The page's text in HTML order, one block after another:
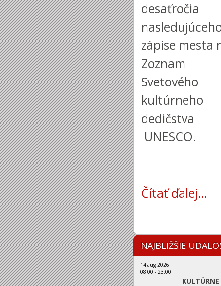
desaťročia
zápise mesta
Zoznam
Svetového
kultúrneho
dedičstva
UNESCO.
Čítať ďalej…
NAJBLIŽŠIE
14 aug 2026
08:00 - 23:00